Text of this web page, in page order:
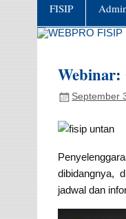
FISIP
Webinar:
September
dibidangnya,
jadwal dan